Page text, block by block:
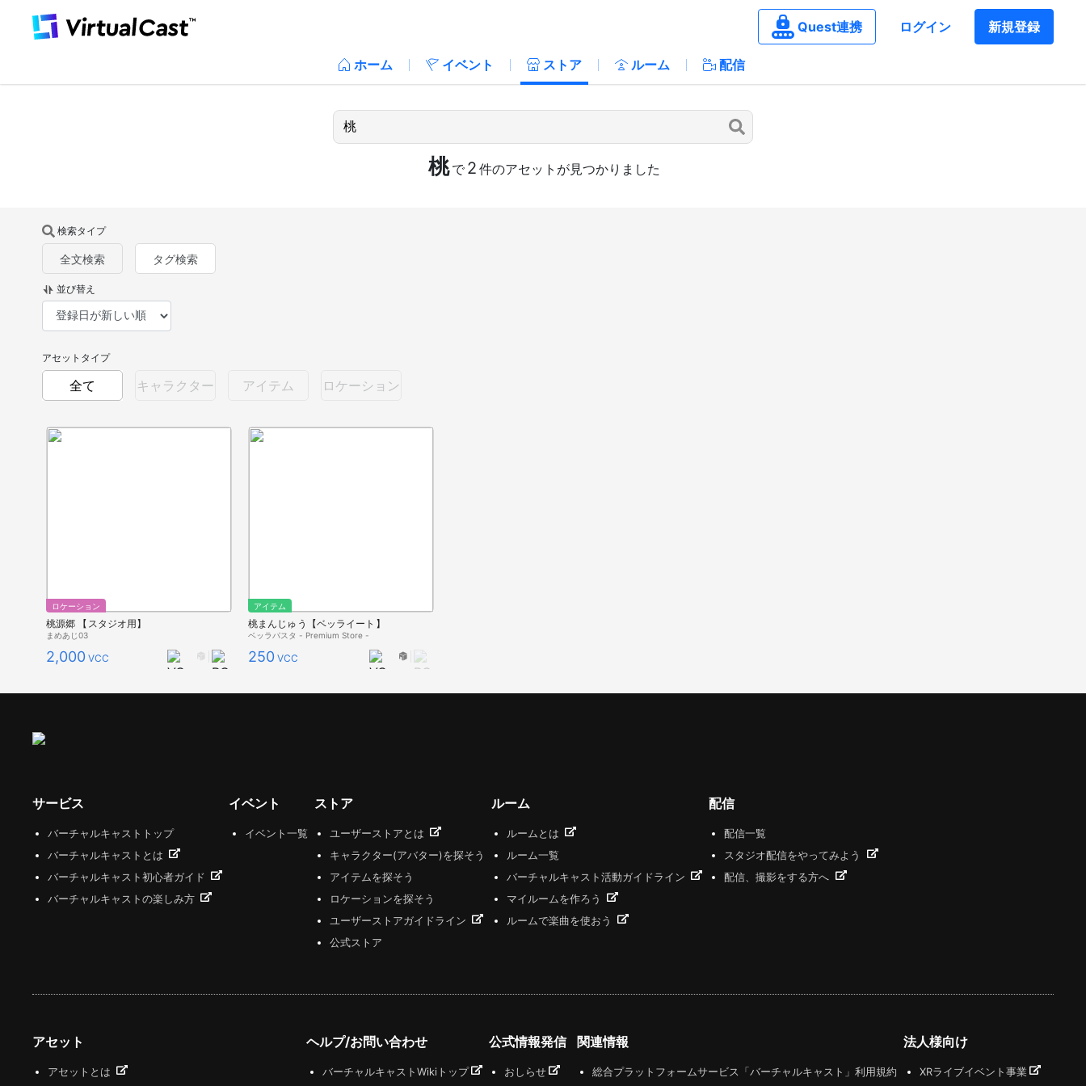
Quest連携 ログイン 新規登録
ホーム イベント ストア ルーム 配信
桃 で 2 件のアセットが見つかりました
検索タイプ
全文検索 タグ検索
並び替え
アセットタイプ
全て キャラクター アイテム ロケーション
ロケーション
桃源郷 【スタジオ用】
まめあじ03
2,000 VCC
アイテム
桃まんじゅう【ベッライート】
ベッラパスタ - Premium Store -
250 VCC
サービス
バーチャルキャストトップ
バーチャルキャストとは
バーチャルキャスト初心者ガイド
バーチャルキャストの楽しみ方
イベント
イベント一覧
ストア
ユーザーストアとは
キャラクター(アバター)を探そう
アイテムを探そう
ロケーションを探そう
ユーザーストアガイドライン
公式ストア
ルーム
ルームとは
ルーム一覧
バーチャルキャスト活動ガイドライン
マイルームを作ろう
ルームで楽曲を使おう
配信
配信一覧
スタジオ配信をやってみよう
配信、撮影をする方へ
アセット
アセットとは
ヘルプ/お問い合わせ
バーチャルキャストWikiトップ
公式情報発信
おしらせ
関連情報
総合プラットフォームサービス「バーチャルキャスト」利用規約
法人様向け
XRライブイベント事業